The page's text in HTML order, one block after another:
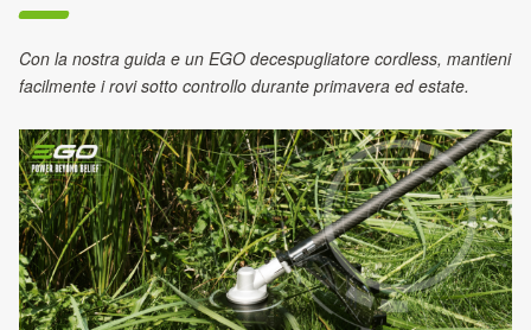
Con la nostra guida e un EGO decespugliatore cordless, mantieni
facilmente i rovi sotto controllo durante primavera ed estate.